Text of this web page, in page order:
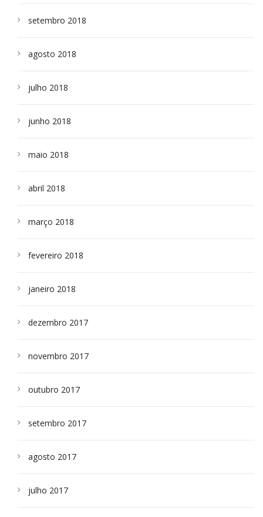
setembro 2018
agosto 2018
julho 2018
junho 2018
maio 2018
abril 2018
março 2018
fevereiro 2018
janeiro 2018
dezembro 2017
novembro 2017
outubro 2017
setembro 2017
agosto 2017
julho 2017